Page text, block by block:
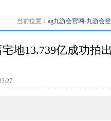
当前位置： ag九游会官网-九游会
地13.739亿成功拍